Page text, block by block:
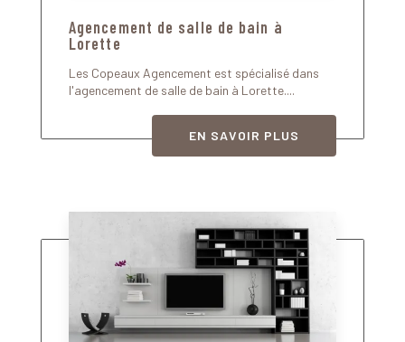
Agencement de salle de bain à
Lorette
Les Copeaux Agencement est spécialisé dans
l'agencement de salle de bain à Lorette....
EN SAVOIR PLUS